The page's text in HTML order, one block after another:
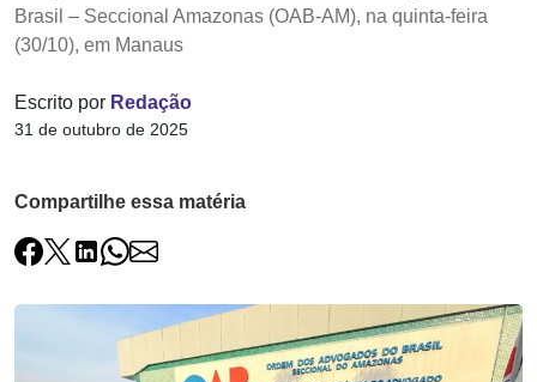
Brasil – Seccional Amazonas (OAB-AM), na quinta-feira
(30/10), em Manaus
Escrito por Redação
31 de outubro de 2025
Compartilhe essa matéria